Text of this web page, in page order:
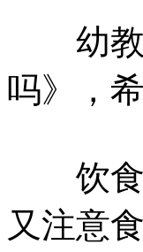
幼教
吗》，
饮食
又注意